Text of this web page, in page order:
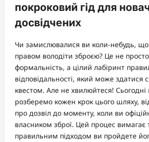
покроковий гід для
досвідчених
Чи замислювалися ви коли-небудь, що
правом володіти зброєю? Це не
формальність, а цілий лабіринт
відповідальності, який може здатися
квестом. Але не хвилюйтеся!
розберемо кожен крок цього шляху,
про дозвіл до моменту, коли ви
власником зброї. Цей процес вимагає
правильним підходом ви пройдете